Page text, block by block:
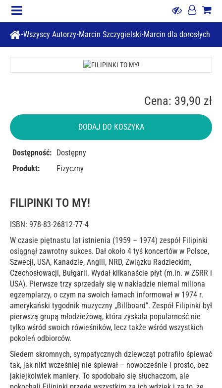
Wszyscy Autorzy Marcin Szczygielski Marcin dla dorosłych
FILIPINKI TO MY!
ISBN: 978-83-26812-77-4
W czasie piętnastu lat istnienia (1959 – 1974) zespół Filipinki
osiągnął zawrotny sukces. Dał około 4 tyś koncertów w Polsce,
Szwecji, USA, Kanadzie, Anglii, NRD, Związku Radzieckim,
Czechosłowacji, Bułgarii. Wydał kilkanaście płyt (m.in. w ZSRR i
USA). Pierwsze trzy sprzedały się w nakładzie niemal miliona
egzemplarzy, o czym na swoich łamach informował w 1974 r.
amerykański tygodnik muzyczny „Billboard”. Zespół Filipinki był
pierwszą grupą młodzieżową, która zyskała popularność nie
tylko wśród swoich rówieśników, lecz także wśród wszystkich
pokoleń odbiorców.
Siedem skromnych, sympatycznych dziewcząt potrafiło śpiewać
tak, jak nikt wcześniej nie śpiewał – nowocześnie i prosto, bez
jakiejkolwiek maniery. To spodobało się słuchaczom, ale
Cena: 39,90 zł
DODAJ DO KOSZYKA
Dostępność: Dostępny
Produkt:
Fizyczny